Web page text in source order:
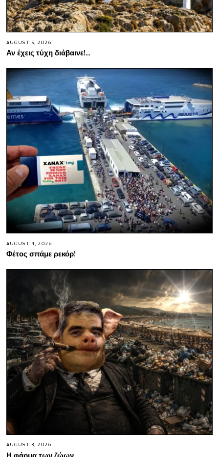
AUGUST 5, 2026
Αν έχεις τύχη διάβαινε!…
AUGUST 4, 2026
Φέτος σπάμε ρεκόρ!
AUGUST 3, 2026
Η φάρμα των ζώων